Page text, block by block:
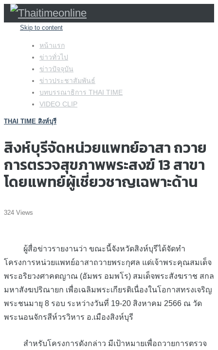
Skip to content
หน้าแรก
ข่าวทั่วไป
ข่าวปัจจุบัน
ข่าวประชาสัมพันธ์
บทบรรณาธิการ THAI TIME
VIDEO CLIP
THAI TIME สิงห์บุรี
สิงห์บุรีจัดหน่วยแพทย์อาสา ถวาย
การตรวจสุขภาพพระสงฆ์ 13 สาขา
โดยแพทย์ผู้เชี่ยวชาญเฉพาะด้าน
324 Views
ผู้สื่อข่าวรายงานว่า ขณะนี้จังหวัดสิงห์บุรีได้จัดทำ
โครงการหน่วยแพทย์อาสาถวายพระกุศล แด่เจ้าพระคุณสมเด็จ
พระอริยวงศาคตญาณ (อัมพร อมพโร) สมเด็จพระสังฆราช สกล
มหาสังฆปริณายก เพื่อเฉลิมพระเกียรติเนื่องในโอกาสทรงเจริญ
พระชนมายุ 8 รอบ ระหว่างวันที่ 19-20 สิงหาคม 2566 ณ วัด
พระนอนจักรสีห์วรวิหาร อ.เมืองสิงห์บุรี
สำหรับโครงการดังกล่าว มีเป้าหมายเพื่อถวายการตรวจ